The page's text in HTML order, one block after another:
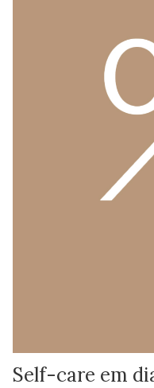
Self-care em